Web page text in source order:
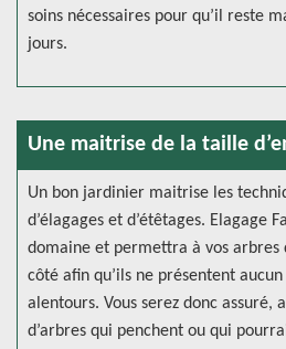
soins nécessaires pour qu’il reste
jours.
Une maitrise de la taille
Un bon jardinier maitrise les
d’élagages et d’étêtages. Elagage
domaine et permettra à vos arbres
côté afin qu’ils ne présentent
alentours. Vous serez donc assuré,
d’arbres qui penchent ou qui